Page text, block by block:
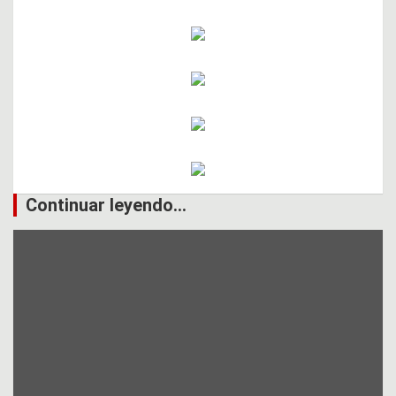
Continuar leyendo...